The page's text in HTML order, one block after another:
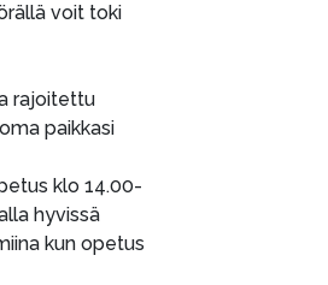
voit toki
rajoitettu
paikkasi
klo 14.00-
hyvissä
kun opetus